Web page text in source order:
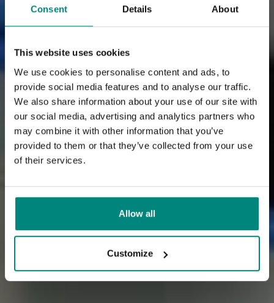
Consent Details About
This website uses cookies
We use cookies to personalise content and ads, to
provide social media features and to analyse our traffic.
We also share information about your use of our site with
our social media, advertising and analytics partners who
may combine it with other information that you’ve
provided to them or that they’ve collected from your use
of their services.
Allow all
Customize